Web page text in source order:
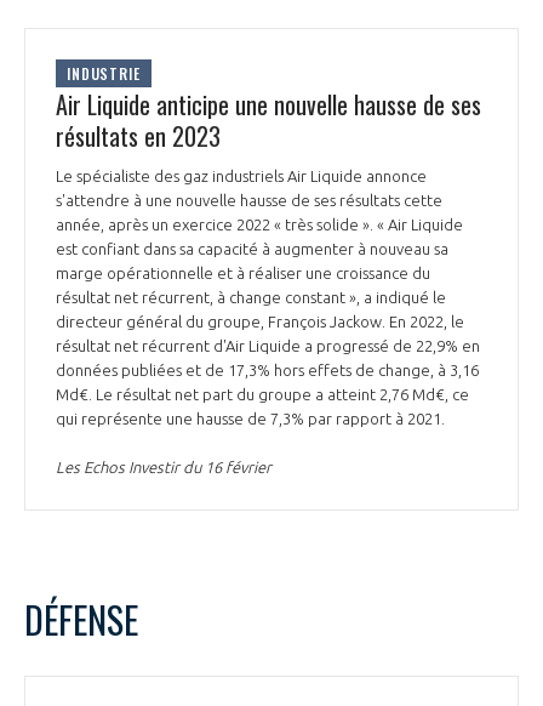
INDUSTRIE
Air Liquide anticipe une nouvelle hausse de ses
résultats en 2023
Le spécialiste des gaz industriels Air Liquide annonce
s'attendre à une nouvelle hausse de ses résultats cette
année, après un exercice 2022 « très solide ». « Air Liquide
est confiant dans sa capacité à augmenter à nouveau sa
marge opérationnelle et à réaliser une croissance du
résultat net récurrent, à change constant », a indiqué le
directeur général du groupe, François Jackow. En 2022, le
résultat net récurrent d'Air Liquide a progressé de 22,9% en
données publiées et de 17,3% hors effets de change, à 3,16
Md€. Le résultat net part du groupe a atteint 2,76 Md€, ce
qui représente une hausse de 7,3% par rapport à 2021.
Les Echos Investir du 16 février
DÉFENSE